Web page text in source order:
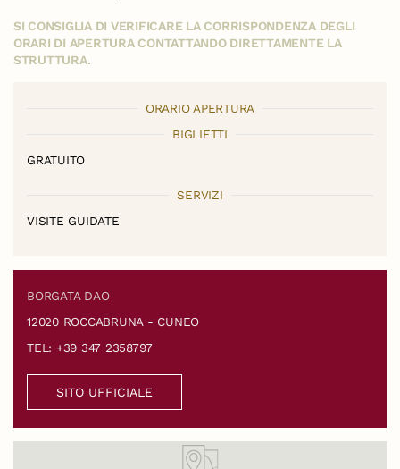
SI CONSIGLIA DI VERIFICARE LA CORRISPONDENZA DEGLI
ORARI DI APERTURA CONTATTANDO DIRETTAMENTE LA
STRUTTURA.
ORARIO APERTURA
BIGLIETTI
GRATUITO
SERVIZI
VISITE GUIDATE
BORGATA DAO
12020 ROCCABRUNA - CUNEO
TEL: +39 347 2358797
SITO UFFICIALE